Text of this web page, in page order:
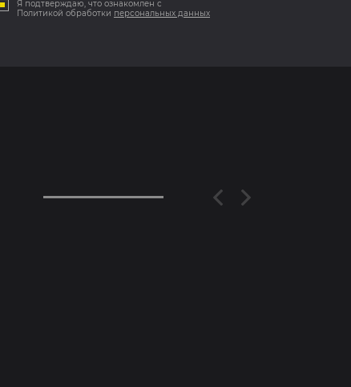
Я подтверждаю, что ознакомлен с
Политикой обработки персональных данных